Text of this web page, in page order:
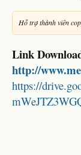
Hỗ trợ thành viên
Link
http://
https://